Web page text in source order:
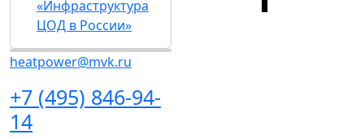
«Инфраструктура
ЦОД в России»
heatpower@mvk.ru
+7 (495) 846-94-
14